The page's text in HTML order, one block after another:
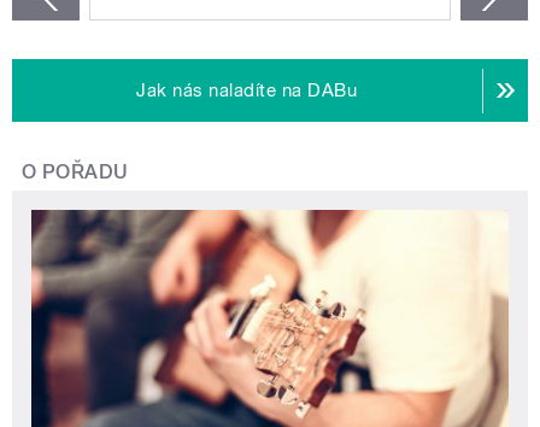
Jak nás naladíte na DABu
O POŘADU